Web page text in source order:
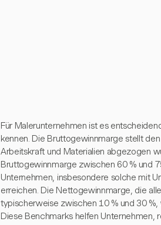
Für Malerunternehmen ist es
kennen. Die Bruttogewinnmarge stellt
Arbeitskraft und Materialien abgezogen
Bruttogewinnmarge zwischen 60 % und
Unternehmen, insbesondere solche mit
erreichen. Die Nettogewinnmarge, die
typischerweise zwischen 10 % und 30
Diese Benchmarks helfen Unternehmen,